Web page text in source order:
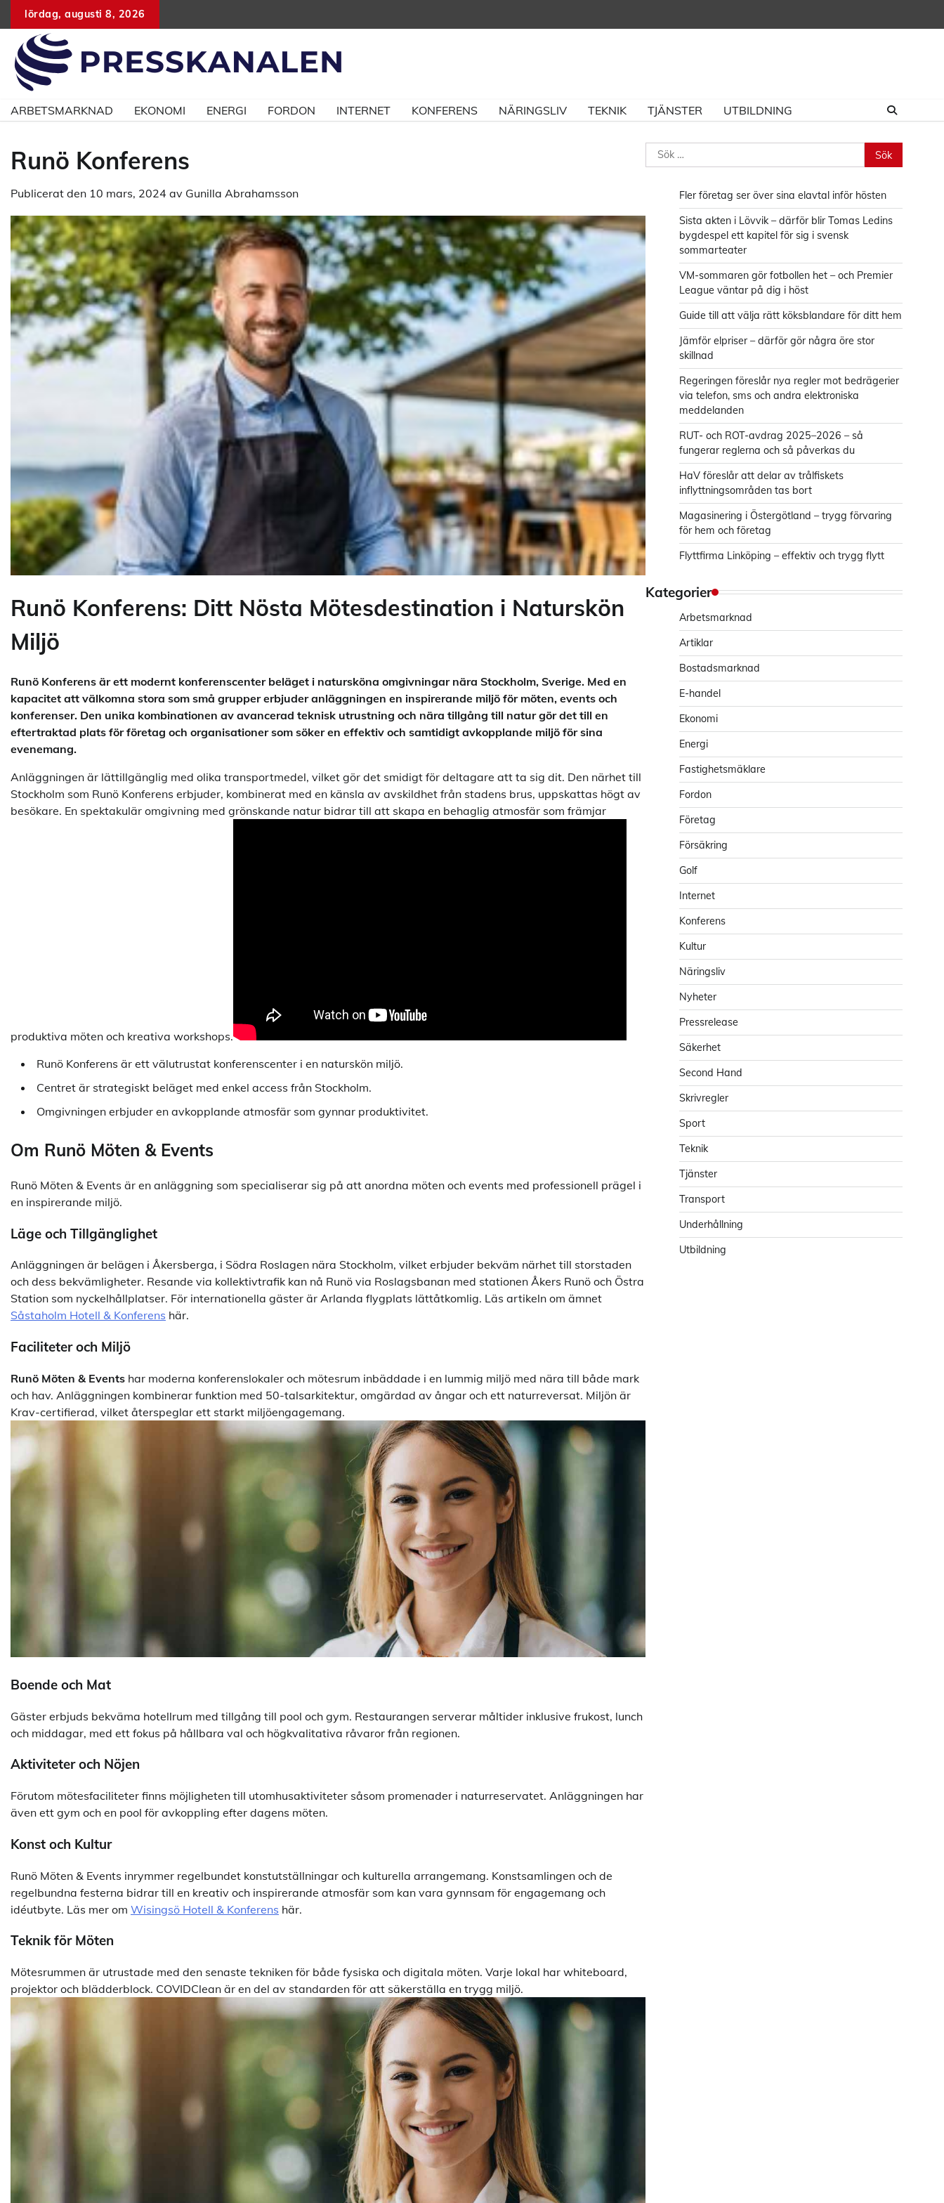
Hoppa
innehåll
lördag, augusti 8, 2026
ARBETSMARKNAD EKONOMI ENERGI FORDON INTERNET KONFERENS NÄRINGSLIV TEKNIK TJÄNSTER UTBILDNING
Runö Konferens
Publicerat den 10 mars, 2024 av Gunilla Abrahamsson
Runö Konferens: Ditt Nösta Mötesdestination i Naturskön
Miljö
Runö Konferens är ett modernt konferenscenter beläget i natursköna omgivningar nära Stockholm, Sverige. Med en
kapacitet att välkomna stora som små grupper erbjuder anläggningen en inspirerande miljö för möten, events och
konferenser. Den unika kombinationen av avancerad teknisk utrustning och nära tillgång till natur gör det till en
eftertraktad plats för företag och organisationer som söker en effektiv och samtidigt avkopplande miljö för sina
evenemang.
Anläggningen är lättillgänglig med olika transportmedel, vilket gör det smidigt för deltagare att ta sig dit. Den närhet till
Stockholm som Runö Konferens erbjuder, kombinerat med en känsla av avskildhet från stadens brus, uppskattas högt av
besökare. En spektakulär omgivning med grönskande natur bidrar till att skapa en behaglig atmosfär som främjar
produktiva möten och kreativa workshops.
Runö Konferens är ett välutrustat konferenscenter i en naturskön miljö.
Centret är strategiskt beläget med enkel access från Stockholm.
Omgivningen erbjuder en avkopplande atmosfär som gynnar produktivitet.
Om Runö Möten & Events
Runö Möten & Events är en anläggning som specialiserar sig på att anordna möten och events med professionell prägel i
en inspirerande miljö.
Läge och Tillgänglighet
Anläggningen är belägen i Åkersberga, i Södra Roslagen nära Stockholm, vilket erbjuder bekväm närhet till storstaden
och dess bekvämligheter. Resande via kollektivtrafik kan nå Runö via Roslagsbanan med stationen Åkers Runö och Östra
Station som nyckelhållplatser. För internationella gäster är Arlanda flygplats lättåtkomlig. Läs artikeln om ämnet
Såstaholm Hotell & Konferens här.
Faciliteter och Miljö
Runö Möten & Events har moderna konferenslokaler och mötesrum inbäddade i en lummig miljö med nära till både mark
och hav. Anläggningen kombinerar funktion med 50-talsarkitektur, omgärdad av ångar och ett naturreversat. Miljön är
Krav-certifierad, vilket återspeglar ett starkt miljöengagemang.
Boende och Mat
Gäster erbjuds bekväma hotellrum med tillgång till pool och gym. Restaurangen serverar måltider inklusive frukost, lunch
och middagar, med ett fokus på hållbara val och högkvalitativa råvaror från regionen.
Aktiviteter och Nöjen
Förutom mötesfaciliteter finns möjligheten till utomhusaktiviteter såsom promenader i naturreservatet. Anläggningen har
även ett gym och en pool för avkoppling efter dagens möten.
Konst och Kultur
Runö Möten & Events inrymmer regelbundet konstutställningar och kulturella arrangemang. Konstsamlingen och de
regelbundna festerna bidrar till en kreativ och inspirerande atmosfär som kan vara gynnsam för engagemang och
idéutbyte. Läs mer om Wisingsö Hotell & Konferens här.
Teknik för Möten
Mötesrummen är utrustade med den senaste tekniken för både fysiska och digitala möten. Varje lokal har whiteboard,
projektor och blädderblock. COVIDClean är en del av standarden för att säkerställa en trygg miljö.
Sök
efter:
Fler företag ser över sina elavtal inför hösten
Sista akten i Lövvik – därför blir Tomas Ledins
bygdespel ett kapitel för sig i svensk
sommarteater
VM-sommaren gör fotbollen het – och Premier
League väntar på dig i höst
Guide till att välja rätt köksblandare för ditt hem
Jämför elpriser – därför gör några öre stor
skillnad
Regeringen föreslår nya regler mot bedrägerier
via telefon, sms och andra elektroniska
meddelanden
RUT- och ROT-avdrag 2025–2026 – så
fungerar reglerna och så påverkas du
HaV föreslår att delar av trålfiskets
inflyttningsområden tas bort
Magasinering i Östergötland – trygg förvaring
för hem och företag
Flyttfirma Linköping – effektiv och trygg flytt
Kategorier
Arbetsmarknad
Artiklar
Bostadsmarknad
E-handel
Ekonomi
Energi
Fastighetsmäklare
Fordon
Företag
Försäkring
Golf
Internet
Konferens
Kultur
Näringsliv
Nyheter
Pressrelease
Säkerhet
Second Hand
Skrivregler
Sport
Teknik
Tjänster
Transport
Underhållning
Utbildning